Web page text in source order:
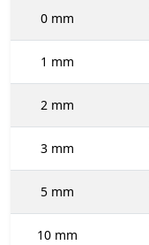
0 mm
1 mm
2 mm
3 mm
5 mm
10 mm